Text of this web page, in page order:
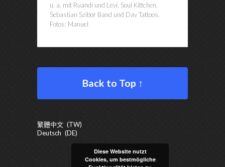
u. a. mit Ruandi und Levi, Soul Kittchen,
Sebastian Szibor Band und Day Tattoos.
Fotos: Manuel
Back to Top ↑
繁體中文
TW
Deutsch
DE
Diese Website nutzt
Cookies, um bestmögliche